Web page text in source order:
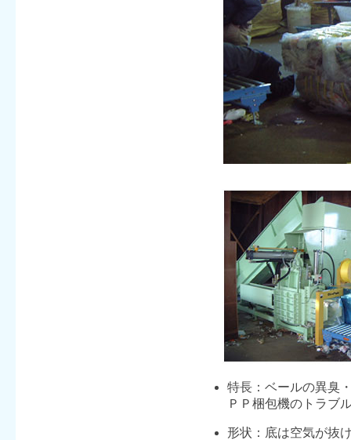
特長：ベールの異臭
ＰＰ梱包機のトラブ
形状：底は空気が抜